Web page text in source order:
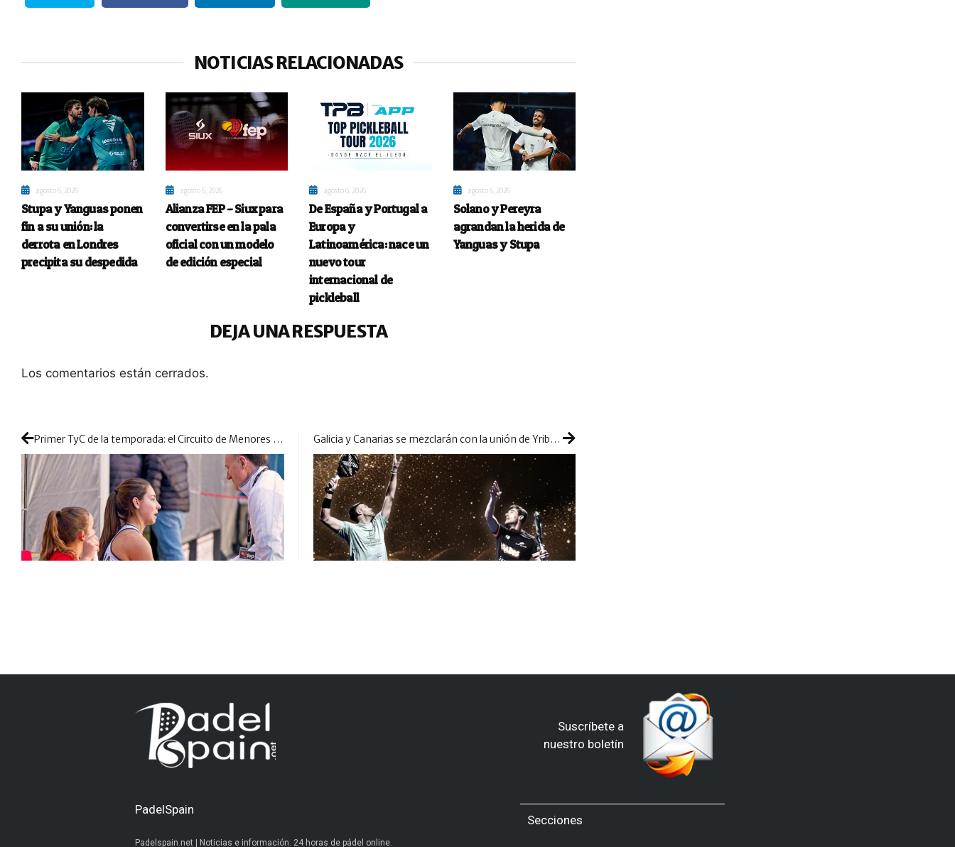
NOTICIAS RELACIONADAS
agosto 6, 2026
Stupa y Yanguas ponen
fin a su unión: la
derrota en Londres
precipita su despedida
agosto 6, 2026
Alianza FEP – Siux para
convertirse en la pala
oficial con un modelo
de edición especial
agosto 6, 2026
De España y Portugal a
Europa y
Latinoamérica: nace un
nuevo tour
internacional de
pickleball
agosto 6, 2026
Solano y Pereyra
agrandan la herida de
Yanguas y Stupa
DEJA UNA RESPUESTA
Los comentarios están cerrados.
Primer TyC de la temporada: el Circuito de Menores FEP tuvo un debut magistral Galicia y Canarias se mezclarán con la unión de Yribarren y Alfaro
Suscríbete a
nuestro boletín
PadelSpain
Padelspain.net | Noticias e información. 24 horas de pádel online.
Secciones